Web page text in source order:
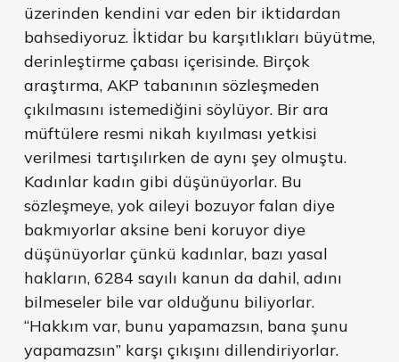
üzerinden kendini var eden bir iktidardan
bahsediyoruz. İktidar bu karşıtlıkları büyütme,
derinleştirme çabası içerisinde. Birçok
araştırma, AKP tabanının sözleşmeden
çıkılmasını istemediğini söylüyor. Bir ara
müftülere resmi nikah kıyılması yetkisi
verilmesi tartışılırken de aynı şey olmuştu.
Kadınlar kadın gibi düşünüyorlar. Bu
sözleşmeye, yok aileyi bozuyor falan diye
bakmıyorlar aksine beni koruyor diye
düşünüyorlar çünkü kadınlar, bazı yasal
hakların, 6284 sayılı kanun da dahil, adını
bilmeseler bile var olduğunu biliyorlar.
“Hakkım var, bunu yapamazsın, bana şunu
yapamazsın” karşı çıkışını dillendiriyorlar.